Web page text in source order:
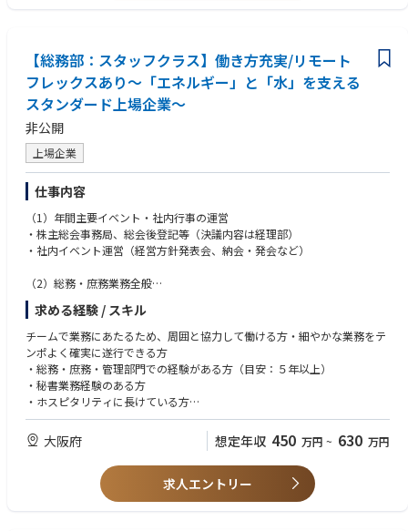
③データ管理・可視化（5-10%）
•受注・売上・請求データの正確性維持
•SyteLine上での進捗・ステータス管理
•業務課題の抽出および改善提案
※業務内容はビジネスニーズに応じて変更となる可能性があります
■ミッション
•営業・サービスオペレーション業務を「人依存」から「標準プロセス」
に転換する
•受注・発注・請求業務における業務ルールを確立する
•ERPシステム（SyteLine）を活用したオペレーション運用を定着させる
【組織】
所属部門：Sales/Service Operation Team（マネージャー1名、Operation
Coordinator 9名、ロジスティクス担当1名）
【総務部：スタッフクラス】働き方充実/リモート
フレックスあり～「エネルギー」と「水」を支える
スタンダード上場企業～
非公開
上場企業
仕事内容
（1）年間主要イベント・社内行事の運営
・株主総会事務局、総会後登記等（決議内容は経理部）
・社内イベント運営（経営方針発表会、納会・発会など）
（2）総務・庶務業務全般
・法務案件窓口（契約弁護士事務所との窓口）
・契約書類管理
・各種許認可事項届出管理・実行（行政書士との窓口）
・消耗品・文具管理をはじめとした庶務業務全般
・BCP対応／防災ならびに自然災害等発生時の危機管理対応および社内連
絡
・職員等の入退職に際しての備品管理（携帯電話や作業服の管理を含む）
・慶弔対応
・庶務全般（応接室や会議室の清掃を含む管理、郵便対応、来客対応・電
⇒庶務業務は、総務部員数名での担当制で運用しています。
求める経験 / スキル
チームで業務にあたるため、周囲と協力して働ける方・細やかな業務をテ
ンポよく確実に遂行できる方
・総務・庶務・管理部門での経験がある方（目安：５年以上）
・秘書業務経験のある方
・ホスピタリティに長けている方
・細かく丁寧な作業が得意な方
・基本的なPCスキルのある方
・交渉事が得意な方、根気強い方
・月平均10～30時間程度の残業が可能な方（月により異なる）
大阪府 想定年収 450 万円 ~ 630 万円
求人エントリー